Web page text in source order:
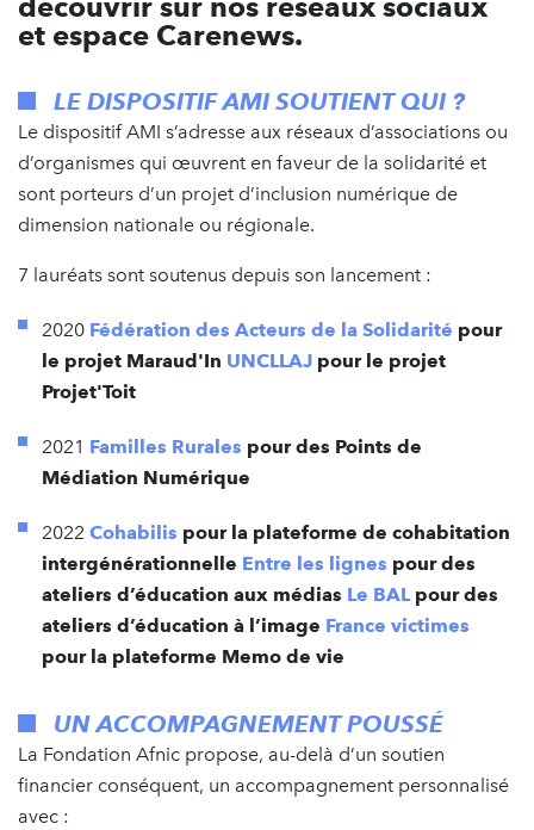
et espace Carenews.
LE DISPOSITIF AMI SOUTIENT QUI ?
Le dispositif AMI s’adresse aux réseaux d’associations ou
d’organismes qui œuvrent en faveur de la solidarité et
sont porteurs d’un projet d’inclusion numérique de
dimension nationale ou régionale.
7 lauréats sont soutenus depuis son lancement :
2020 Fédération des Acteurs de la Solidarité pour
le projet Maraud'In UNCLLAJ pour le projet
Projet'Toit
2021 Familles Rurales pour des Points de
Médiation Numérique
2022 Cohabilis pour la plateforme de cohabitation
intergénérationnelle Entre les lignes pour des
ateliers d’éducation aux médias Le BAL pour des
ateliers d’éducation à l’image France victimes
pour la plateforme Memo de vie
UN ACCOMPAGNEMENT POUSSÉ
La Fondation Afnic propose, au-delà d’un soutien
financier conséquent, un accompagnement personnalisé
avec :